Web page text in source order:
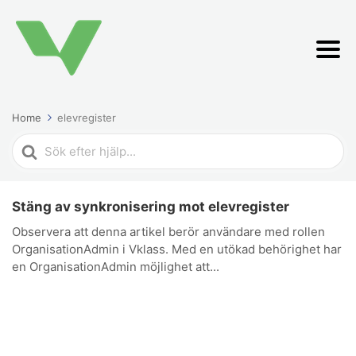
Home elevregister
Search
For
Stäng av synkronisering mot elevregister
Observera att denna artikel berör användare med rollen
OrganisationAdmin i Vklass. Med en utökad behörighet har
en OrganisationAdmin möjlighet att...